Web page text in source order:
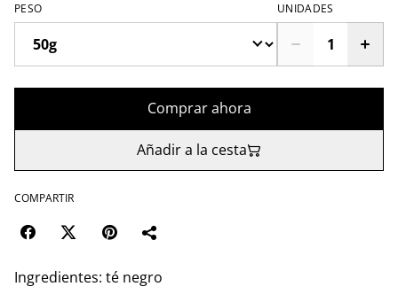
PESO UNIDADES
Comprar ahora
Añadir a la cesta
COMPARTIR
Ingredientes: té negro